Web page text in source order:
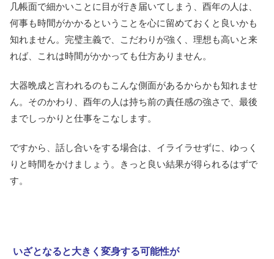
几帳面で細かいことに目が行き届いてしまう、酉年の人は、
何事も時間がかかるということを心に留めておくと良いかも
知れません。完璧主義で、こだわりが強く、理想も高いと来
れば、これは時間がかかっても仕方ありません。
大器晩成と言われるのもこんな側面があるからかも知れませ
ん。そのかわり、酉年の人は持ち前の責任感の強さで、最後
までしっかりと仕事をこなします。
ですから、話し合いをする場合は、イライラせずに、ゆっく
りと時間をかけましょう。きっと良い結果が得られるはずで
す。
いざとなると大きく変身する可能性が